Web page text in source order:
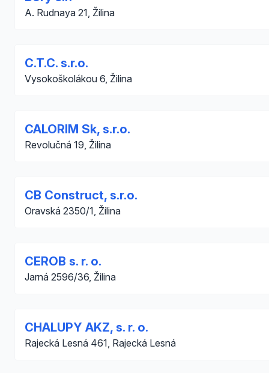
A. Rudnaya 21, Žilina
C.T.C. s.r.o.
Vysokoškolákou 6, Žilina
CALORIM Sk, s.r.o.
Revolučná 19, Žilina
CB Construct, s.r.o.
Oravská 2350/1, Žilina
CEROB s. r. o.
Jarná 2596/36, Žilina
CHALUPY AKZ, s. r. o.
Rajecká Lesná 461, Rajecká Lesná